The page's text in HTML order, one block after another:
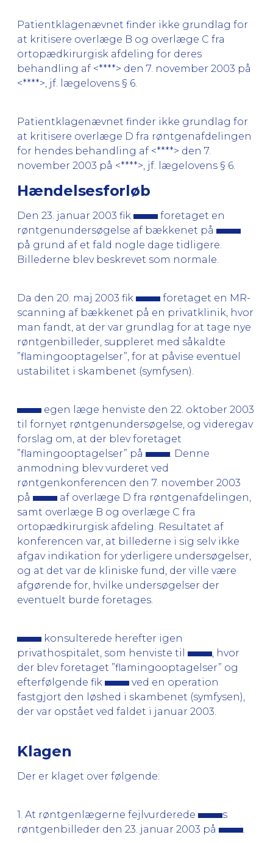
Patientklagenævnet finder ikke grundlag for
at kritisere overlæge B og overlæge C fra
ortopædkirurgisk afdeling for deres
behandling af <****> den 7. november 2003 på
<****>, jf. lægelovens § 6.
Patientklagenævnet finder ikke grundlag for
at kritisere overlæge D fra røntgenafdelingen
for hendes behandling af <****> den 7.
november 2003 på <****>, jf. lægelovens § 6.
Hændelsesforløb
Den 23. januar 2003 fik
foretaget en
røntgenundersøgelse af bækkenet på
på grund af et fald nogle dage tidligere.
Billederne blev beskrevet som normale.
Da den 20. maj 2003 fik
foretaget en MR-
scanning af bækkenet på en privatklinik, hvor
man fandt, at der var grundlag for at tage nye
røntgenbilleder, suppleret med såkaldte
”flamingooptagelser”, for at påvise eventuel
ustabilitet i skambenet (symfysen).
egen læge henviste den 22. oktober 2003
til fornyet røntgenundersøgelse, og videregav
forslag om, at der blev foretaget
”flamingooptagelser” på
. Denne
anmodning blev vurderet ved
røntgenkonferencen den 7. november 2003
på
af overlæge D fra røntgenafdelingen,
samt overlæge B og overlæge C fra
ortopædkirurgisk afdeling. Resultatet af
konferencen var, at billederne i sig selv ikke
afgav indikation for yderligere undersøgelser,
og at det var de kliniske fund, der ville være
afgørende for, hvilke undersøgelser der
eventuelt burde foretages.
konsulterede herefter igen
privathospitalet, som henviste til
, hvor
der blev foretaget ”flamingooptagelser” og
efterfølgende fik
ved en operation
fastgjort den løshed i skambenet (symfysen),
der var opstået ved faldet i januar 2003.
Klagen
Der er klaget over følgende:
1. At røntgenlægerne fejlvurderede
s
røntgenbilleder den 23. januar 2003 på